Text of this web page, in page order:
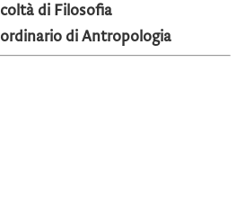
di Filosofia
di Antropologia